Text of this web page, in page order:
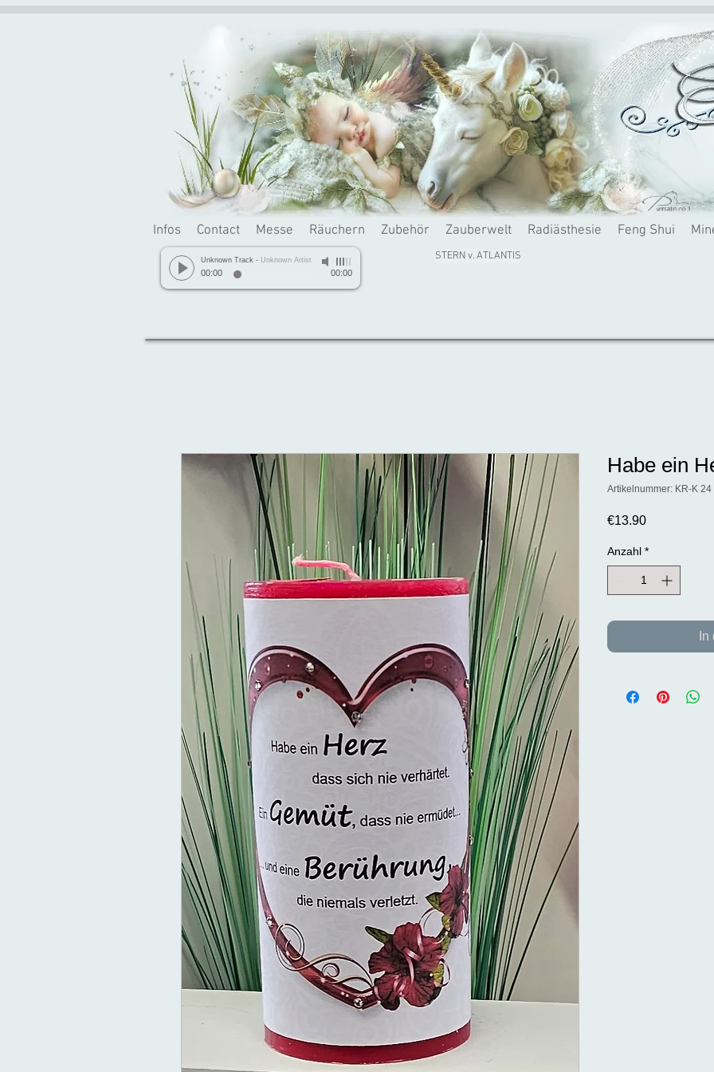
Infos Contact Messe Räuchern Zubehör Zauberwelt Radiästhesie Feng Shui
Unknown Track - Unknown Artist
00:00 00:00
STERN v. ATLANTIS
Habe ein
Artikelnummer: KR-K 24
€13.90Preis
Anzahl *